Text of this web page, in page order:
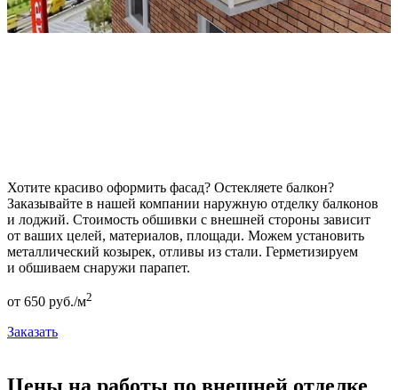
Хотите красиво оформить фасад? Остекляете балкон?
Заказывайте в нашей компании наружную отделку балконов
и лоджий. Стоимость обшивки с внешней стороны зависит
от ваших целей, материалов, площади. Можем установить
металлический козырек, отливы из стали. Герметизируем
и обшиваем снаружи парапет.
от 650 pуб./м2
Заказать